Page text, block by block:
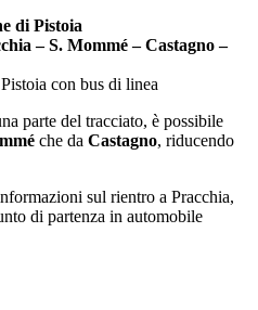
di Pistoia
– S. Mommé – Castagno –
con bus di linea
parte del tracciato, è possibile
che da Castagno, riducendo
sul rientro a Pracchia,
di partenza in automobile